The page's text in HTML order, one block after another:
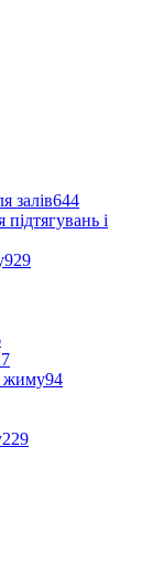
залів644
і
929
жиму94
229